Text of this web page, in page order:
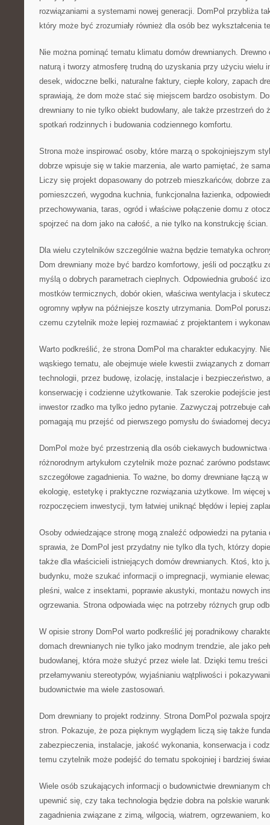
rozwiązaniami a systemami nowej generacji. DomPol przybliża
który może być zrozumiały również dla osób bez wykształcenia
Nie można pominąć tematu klimatu domów drewnianych.
naturą i tworzy atmosferę trudną do uzyskania przy użyciu wielu
desek, widoczne belki, naturalne faktury, ciepłe kolory, zapach
sprawiają, że dom może stać się miejscem bardzo osobistym.
drewniany to nie tylko obiekt budowlany, ale także przestrzeń do
spotkań rodzinnych i budowania codziennego komfortu.
Strona może inspirować osoby, które marzą o spokojniejszym
dobrze wpisuje się w takie marzenia, ale warto pamiętać, że
Liczy się projekt dopasowany do potrzeb mieszkańców, dobrze
pomieszczeń, wygodna kuchnia, funkcjonalna łazienka,
przechowywania, taras, ogród i właściwe połączenie domu z
spojrzeć na dom jako na całość, a nie tylko na konstrukcję ścian.
Dla wielu czytelników szczególnie ważna będzie tematyka
Dom drewniany może być bardzo komfortowy, jeśli od początku
myślą o dobrych parametrach cieplnych. Odpowiednia grubość
mostków termicznych, dobór okien, właściwa wentylacja i
ogromny wpływ na późniejsze koszty utrzymania. DomPol
czemu czytelnik może lepiej rozmawiać z projektantem i
Warto podkreślić, że strona DomPol ma charakter edukacyjny.
wąskiego tematu, ale obejmuje wiele kwestii związanych z
technologii, przez budowę, izolację, instalacje i bezpieczeństwo,
konserwację i codzienne użytkowanie. Tak szerokie podejście
inwestor rzadko ma tylko jedno pytanie. Zazwyczaj potrzebuje
pomagają mu przejść od pierwszego pomysłu do świadomej
DomPol może być przestrzenią dla osób ciekawych budownictwa
różnorodnym artykułom czytelnik może poznać zarówno
szczegółowe zagadnienia. To ważne, bo domy drewniane łączą
ekologię, estetykę i praktyczne rozwiązania użytkowe. Im więcej
rozpoczęciem inwestycji, tym łatwiej uniknąć błędów i lepiej
Osoby odwiedzające stronę mogą znaleźć odpowiedzi na
sprawia, że DomPol jest przydatny nie tylko dla tych, którzy
także dla właścicieli istniejących domów drewnianych. Ktoś, kto
budynku, może szukać informacji o impregnacji, wymianie
pleśni, walce z insektami, poprawie akustyki, montażu nowych
ogrzewania. Strona odpowiada więc na potrzeby różnych grup
W opisie strony DomPol warto podkreślić jej poradnikowy
domach drewnianych nie tylko jako modnym trendzie, ale jako
budowlanej, która może służyć przez wiele lat. Dzięki temu
przełamywaniu stereotypów, wyjaśnianiu wątpliwości i
budownictwie ma wiele zastosowań.
Dom drewniany to projekt rodzinny. Strona DomPol pozwala
stron. Pokazuje, że poza pięknym wyglądem liczą się także
zabezpieczenia, instalacje, jakość wykonania, konserwacja i
temu czytelnik może podejść do tematu spokojniej i bardziej
Wiele osób szukających informacji o budownictwie drewnianym
upewnić się, czy taka technologia będzie dobra na polskie
zagadnienia związane z zimą, wilgocią, wiatrem, ogrzewaniem,